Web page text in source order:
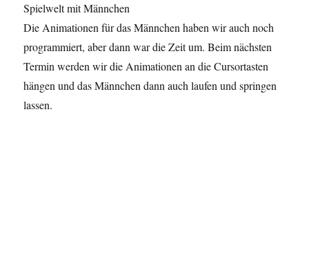
Spielwelt mit Männchen
Die Animationen für das Männchen haben wir auch noch
programmiert, aber dann war die Zeit um. Beim nächsten
Termin werden wir die Animationen an die Cursortasten
hängen und das Männchen dann auch laufen und springen
lassen.